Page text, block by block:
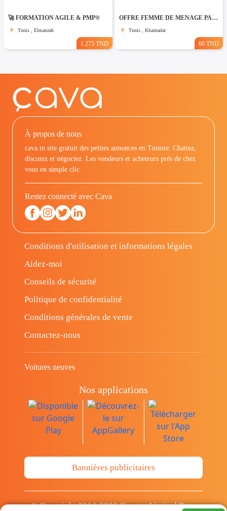
🚀 FORMATION AGILE & PMP®
Tunis , Elmanzah
1.275 TND
OFFRE FEMME DE MENAGE PAR JOUR A khaznadar
Tunis , Khaznadar
60 TND
À propos de nous
cava.tn site gratuit des petites annonces en Tunisie: Chattez,
discutez et négociez. Les vendeurs et acheteurs prés de chez
vous en simple clic.
Restez connecté avec Cava
Conditions d'utilisation et informations légales
Aidez-moi
Conseils de sécurité
Politique de confidentialité
Conditions générales de vente
Contactez-nous
Voitures neuves
Nos applications
Bannières publicitaires
© Copyright 2014-2026 Cava.tn Limited Tous